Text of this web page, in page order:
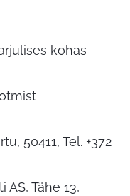
kohas
50411, Tel. +372
AS, Tähe 13,